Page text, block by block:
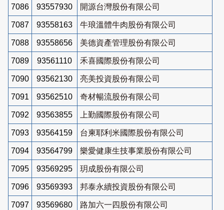
7086 93557930 開源台灣股份有限公司
7087 93558163 牛琅溫體牛肉股份有限公司
7088 93558656 美德資產管理股份有限公司
7089 93561110 禾喜國際股份有限公司
7090 93562130 亮美投資股份有限公司
7091 93562510 奇材暢流股份有限公司
7092 93563855 上勤國際股份有限公司
7093 93564159 台柬耶利米國際股份有限公司
7094 93564799 樂愛健康生技事業股份有限公司
7095 93569295 玥成股份有限公司
7096 93569393 邦泰永續投資股份有限公司
7097 93569680 路加六一四股份有限公司